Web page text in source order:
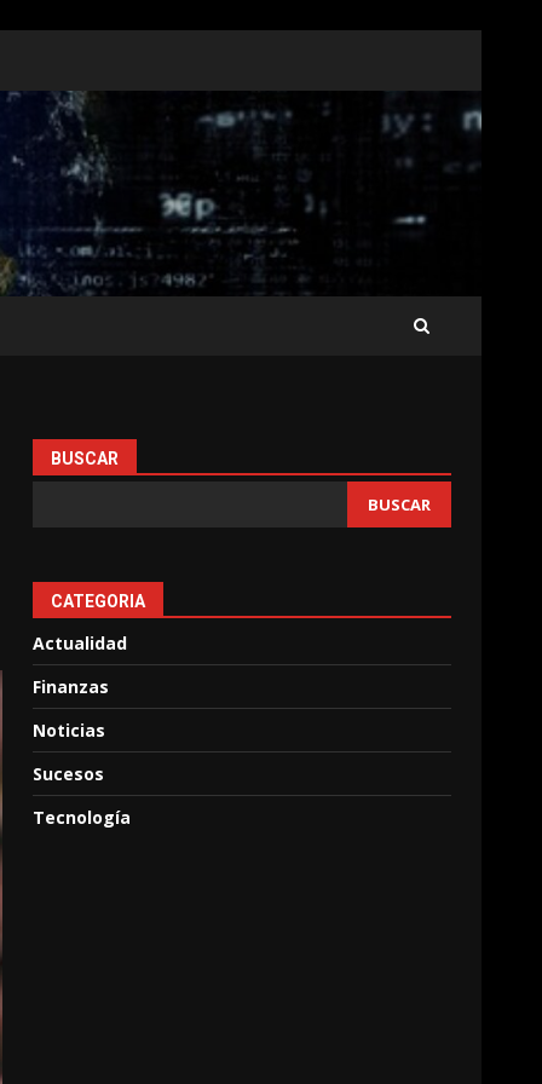
BUSCAR
BUSCAR
CATEGORIA
Actualidad
Finanzas
Noticias
Sucesos
Tecnología